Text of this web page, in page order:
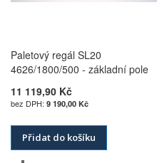
Paletový regál SL20
4626/1800/500 - základní pole
11 119,90 Kč
9 190,00 Kč
Přidat do košíku